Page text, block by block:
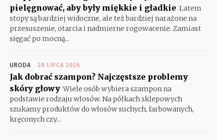
pielęgnować, aby były miękkie i gładkie Latem
stopy są bardziej widoczne, ale też bardziej narażone na
przesuszenie, otarcia i nadmierne rogowacenie. Zamiast
sięgać po mocną...
URODA 28 LIPCA 2026
Jak dobrać szampon? Najczęstsze problemy
skóry głowy Wiele osób wybiera szampon na
podstawie rodzaju włosów. Na półkach sklepowych
szukamy produktów do włosów suchych, farbowanych,
kręconych czy...